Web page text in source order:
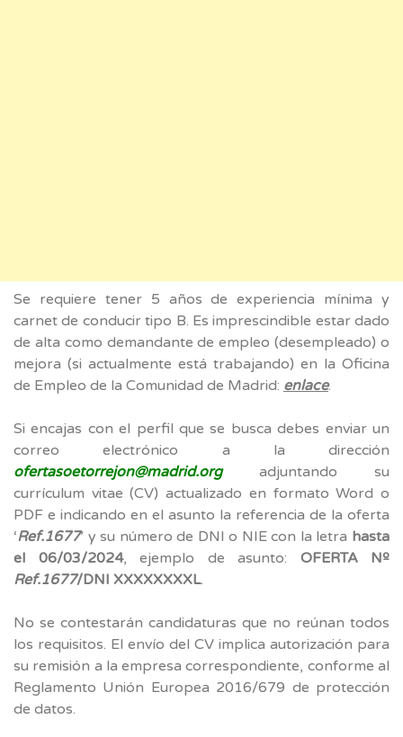
Se requiere tener 5 años de experiencia mínima y
carnet de conducir tipo B. Es imprescindible estar dado
de alta como demandante de empleo (desempleado) o
mejora (si actualmente está trabajando) en la Oficina
de Empleo de la Comunidad de Madrid: enlace.
Si encajas con el perfil que se busca debes enviar un
correo electrónico a la dirección
ofertasoetorrejon@madrid.orgadjuntando su
currículum vitae (CV) actualizado en formato Word o
PDF e indicando en el asunto la referencia de la oferta
‘Ref.1677’ y su número de DNI o NIE con la letra hasta
el 06/03/2024, ejemplo de asunto: OFERTA Nº
Ref.1677/DNI XXXXXXXXL.
No se contestarán candidaturas que no reúnan todos
los requisitos. El envío del CV implica autorización para
su remisión a la empresa correspondiente, conforme al
Reglamento Unión Europea 2016/679 de protección
de datos.